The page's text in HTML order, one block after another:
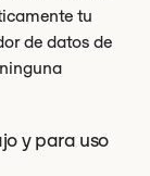
tu
de datos de
y para uso